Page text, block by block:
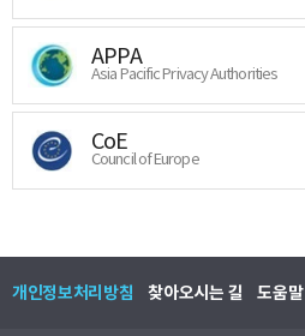
APPA
Asia Pacific Privacy Authorities
CoE
Council of Europe
개인정보처리방침 찾아오시는 길 도움말